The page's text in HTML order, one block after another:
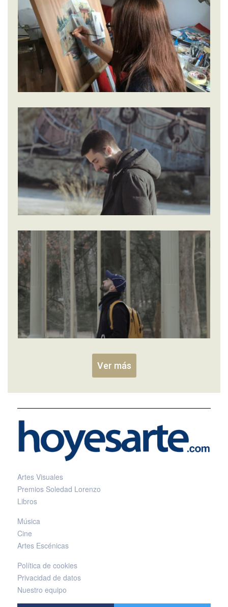
Ver más
Artes Visuales
Premios Soledad Lorenzo
Libros
Música
Cine
Artes Escénicas
Política de cookies
Privacidad de datos
Nuestro equipo